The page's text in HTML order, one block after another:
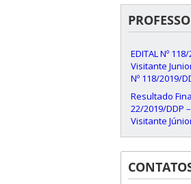
EDITAL Nº
Visitante
Nº 118/2019/
Resultado
22/2019/DDP
Visitante